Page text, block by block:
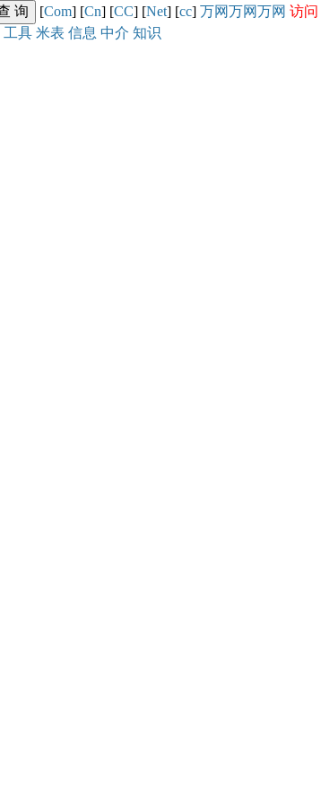
[Com] [Cn] [CC] [Net] [cc] 万网万网万网 访问
工具 米表 信息 中介 知识